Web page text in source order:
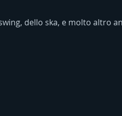
dello ska, e molto altro